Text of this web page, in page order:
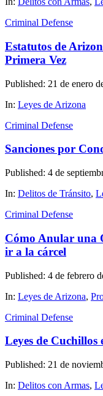
Criminal Defense
Estatutos de
Primera Vez
Published: 21 de enero
In: Leyes de Arizona
Criminal Defense
Sanciones por
Published: 4 de
In: Delitos de Tránsito,
Criminal Defense
Cómo Anular una
ir a la cárcel
Published: 4 de febrero
In: Leyes de Arizona,
Criminal Defense
Leyes de Cuchillos
Published: 21 de
In: Delitos con Armas,